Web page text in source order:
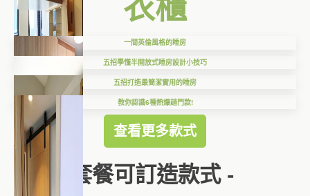
衣櫃
一間英倫風格的睡房
五招學懂半開放式睡房設計小技巧
五招打造最簡潔實用的睡房
教你認識6種熱爆趟門款!
查看更多款式
套餐可訂造款式 -